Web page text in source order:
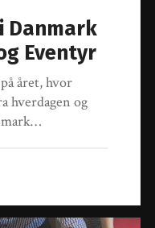
Danmark
Eventyr
året, hvor
hverdagen og